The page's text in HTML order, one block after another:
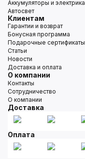
Аккумуляторы и электрика
Автосвет
Клиентам
Гарантии и возврат
Бонусная программа
Подарочные сертификаты
Статьи
Новости
Доставка и оплата
О компании
Контакты
Сотрудничество
О компании
Доставка
Оплата